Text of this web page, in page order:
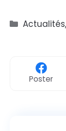
Catégories
Actualités,
Poster